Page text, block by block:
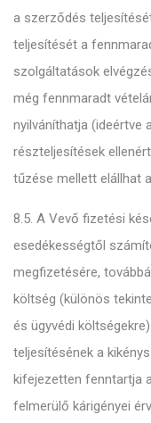
a szerződés
teljesítését a
szolgáltatások
még fennmaradt
nyilváníthatja (ideértve
részteljesítések
tűzése mellett elállhat
8.5. A Vevő fizetési
esedékességtől
megfizetésére,
költség (különös
és ügyvédi
teljesítésének a
kifejezetten fenntartja
felmerülő kárigényei